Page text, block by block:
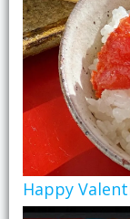
Happy